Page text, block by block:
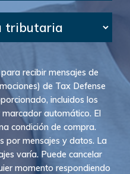
tributaria
recibir mensajes de
de Tax Defense
incluidos los
automático. El
condición de compra.
por mensajes y datos. La
varía. Puede cancelar
momento respondiendo